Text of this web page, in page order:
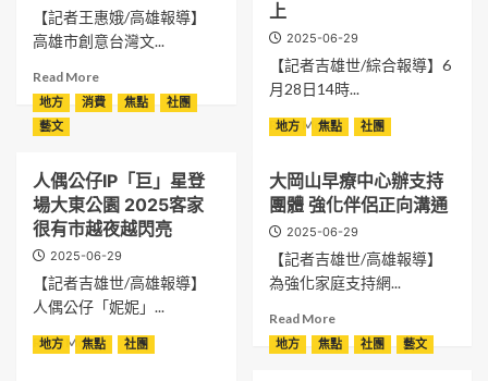
想
加
2025
長
「幼
苗
計
畫-
園
深
耕
巡
屏
東
黑
鮪
魚
起
數
位
章
熱
【記者王惠娥/高雄報導】
高雄市創意台灣文...
Read MoreRead
more
about
代
藝
術
邀
請
展
邀
重
上
2025-06-29
【記者吉雄世/綜合報導】6
月28日14時...
Read MoreRead
遊
客
不
海
況
流
離
地方 消費 焦點
社團
藝文
人偶公仔IP「巨」星登
場大東公園 2025客家
很有市越夜越閃亮
2025-06-29
【記者吉雄世/高雄報導】
人偶公仔「妮妮」...
Read MoreRead
地方 焦點 社團
大岡山早療中心辦支持
團體 強化伴侶正向溝通
2025-06-29
【記者吉雄世/高雄報導】
為強化家庭支持網...
Read MoreRead
more
about
地方 焦點 社團 地方 焦點 社團 藝文